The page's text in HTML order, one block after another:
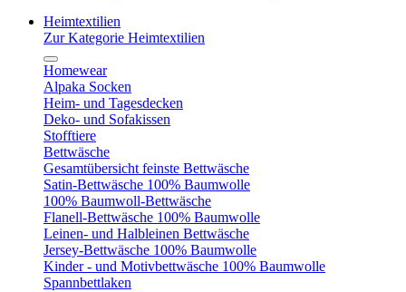
Heimtextilien
Zur Kategorie Heimtextilien
Homewear
Alpaka Socken
Heim- und Tagesdecken
Deko- und Sofakissen
Stofftiere
Bettwäsche
Gesamtübersicht feinste Bettwäsche
Satin-Bettwäsche 100% Baumwolle
100% Baumwoll-Bettwäsche
Flanell-Bettwäsche 100% Baumwolle
Leinen- und Halbleinen Bettwäsche
Jersey-Bettwäsche 100% Baumwolle
Kinder - und Motivbettwäsche 100% Baumwolle
Spannbettlaken